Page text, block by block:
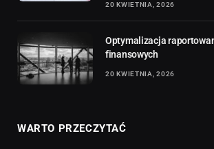
20 KWIETNIA, 2026
Optymalizacja
finansowych
20 KWIETNIA, 2026
WARTO PRZECZYTAĆ